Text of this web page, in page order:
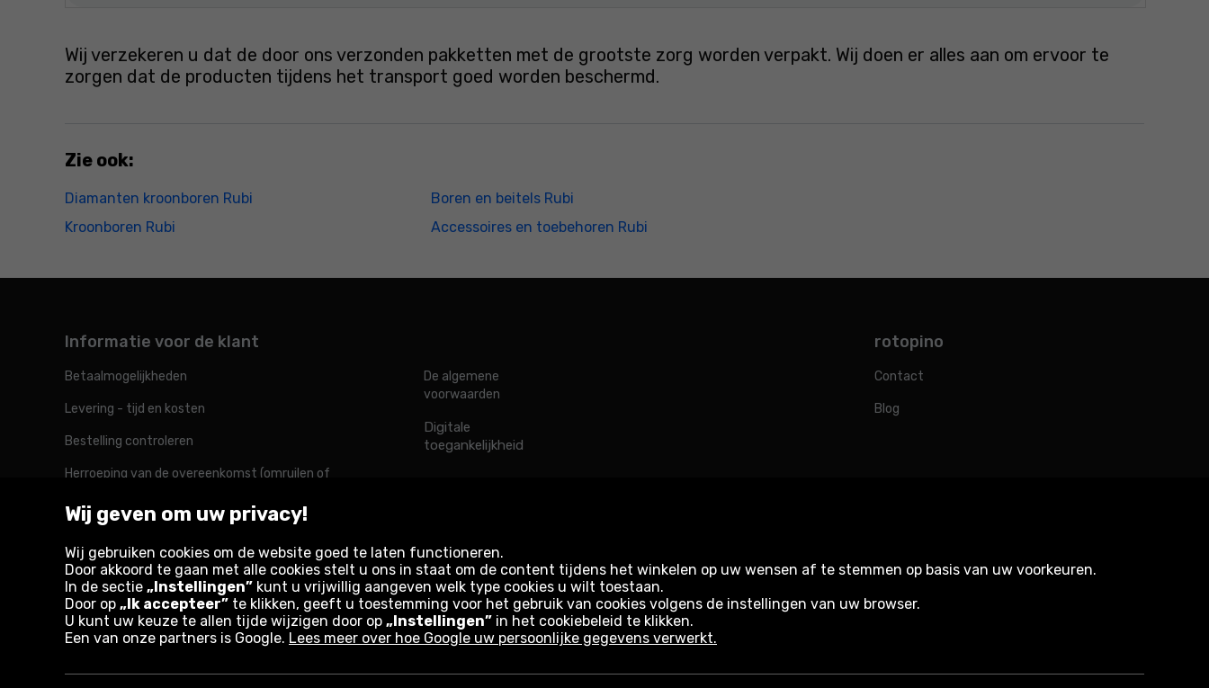
Wij verzekeren u dat de door ons verzonden pakketten met de grootste zorg worden verpakt. Wij doen er alles aan om ervoor te
zorgen dat de producten tijdens het transport goed worden beschermd.
Zie ook:
Diamanten kroonboren Rubi
Kroonboren Rubi
Boren en beitels Rubi
Accessoires en toebehoren Rubi
Informatie voor de klant
Betaalmogelijkheden
Levering - tijd en kosten
Bestelling controleren
Herroeping van de overeenkomst (omruilen of
Reclamatie
De algemene
voorwaarden
Digitale
toegankelijkheid
rotopino
Contact
Blog
Rotopino in de wereld
Wij geven om uw privacy!
Wij gebruiken cookies om de website goed te laten functioneren.
Door akkoord te gaan met alle cookies stelt u ons in staat om de content tijdens het winkelen op uw wensen af te stemmen op basis van uw voorkeuren.
In de sectie „Instellingen” kunt u vrijwillig aangeven welk type cookies u wilt toestaan.
Door op „Ik accepteer” te klikken, geeft u toestemming voor het gebruik van cookies volgens de instellingen van uw browser.
U kunt uw keuze te allen tijde wijzigen door op „Instellingen” in het cookiebeleid te klikken.
Een van onze partners is Google. Lees meer over hoe Google uw persoonlijke gegevens verwerkt.